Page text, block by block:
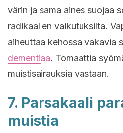
värin ja sama aines suojaa
radikaalien vaikutuksilta.
aiheuttaa kehossa vakavia
dementiaa. Tomaattia
muistisairauksia vastaan.
7. Parsakaali
muistia